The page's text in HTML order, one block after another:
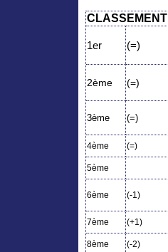
CLASSEMENT
1er (=)
2ème (=)
3ème (=)
4ème (=)
5ème
6ème (-1)
7ème (+1)
8ème
(-2)